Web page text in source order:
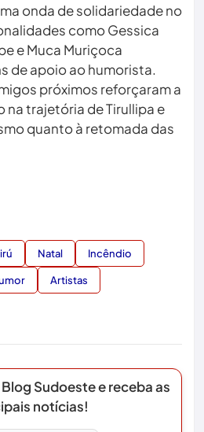
onda de solidariedade no
como Gessica
e Muca Muriçoca
de apoio ao humorista.
próximos reforçaram a
trajetória de Tirullipa e
quanto à retomada das
Natal Incêndio
Artistas
Sudoeste e receba as
notícias!